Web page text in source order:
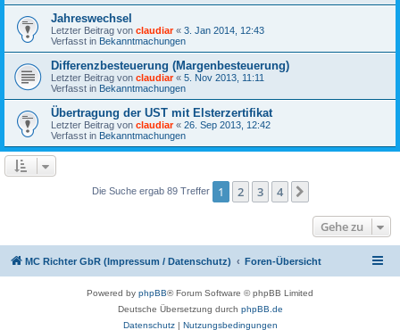
Jahreswechsel
Letzter Beitrag von claudiar« 3. Jan 2014, 12:43
Verfasst in Bekanntmachungen
Differenzbesteuerung (Margenbesteuerung)
Letzter Beitrag von claudiar« 5. Nov 2013, 11:11
Verfasst in Bekanntmachungen
Übertragung der UST mit Elsterzertifikat
Letzter Beitrag von claudiar« 26. Sep 2013, 12:42
Verfasst in Bekanntmachungen
Die Suche ergab 89 Treffer 1 2 3 4
Gehe zu
MC Richter GbR (Impressum / Datenschutz) Foren-Übersicht
Powered by phpBB® Forum Software © phpBB Limited
Deutsche Übersetzung durch phpBB.de
Datenschutz| Nutzungsbedingungen